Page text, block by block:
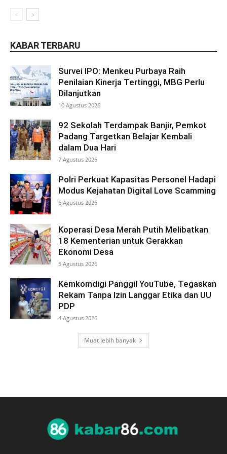
KABAR TERBARU
Survei IPO: Menkeu Purbaya Raih
Penilaian Kinerja Tertinggi, MBG Perlu
Dilanjutkan
10 Agustus 2026
92 Sekolah Terdampak Banjir, Pemkot
Padang Targetkan Belajar Kembali
dalam Dua Hari
7 Agustus 2026
Polri Perkuat Kapasitas Personel Hadapi
Modus Kejahatan Digital Love Scamming
6 Agustus 2026
Koperasi Desa Merah Putih Melibatkan
18 Kementerian untuk Gerakkan
Ekonomi Desa
5 Agustus 2026
Kemkomdigi Panggil YouTube, Tegaskan
Rekam Tanpa Izin Langgar Etika dan UU
PDP
4 Agustus 2026
Muat lebih banyak